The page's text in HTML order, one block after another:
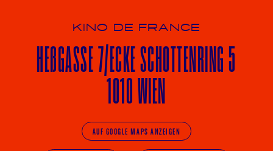
KINO DE FRANCE
HEßGASSE 7/ECKESCHOTTENRING 5
1010 WIEN
AUF GOOGLE MAPS ANZEIGEN